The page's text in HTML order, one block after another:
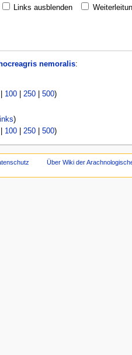
Links ausblenden
nemoralis:
100| 250| 500)
)
100| 250| 500)
Über Wiki der